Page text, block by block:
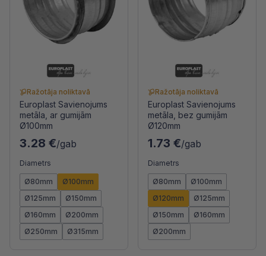
Ražotāja noliktavā
Europlast Savienojums
metāla, ar gumijām
Ø100mm
3.28 €/gab
Diametrs
Ø80mm
Ø100mm
Ø125mm
Ø150mm
Ø160mm
Ø200mm
Ø250mm
Ø315mm
Ražotāja noliktavā
Europlast Savienojums
metāla, bez gumijām
Ø120mm
1.73 €/gab
Diametrs
Ø80mm
Ø100mm
Ø120mm
Ø125mm
Ø150mm
Ø160mm
Ø200mm